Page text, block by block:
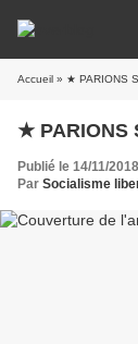
Accueil » ★ PARIONS
★ PARIONS
Publié le 14/11/
Par Socialisme